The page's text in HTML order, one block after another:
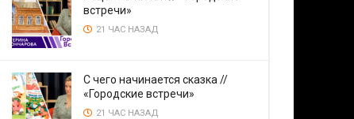
встречи»
21 ЧАС НАЗАД
С чего начинается сказка //
«Городские встречи»
21 ЧАС НАЗАД